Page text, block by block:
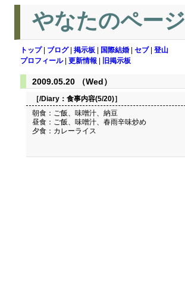
やなたのページ
トップ| ブログ| 掲示板 国際結婚 セブ| 登山
プロフィール| 更新情報 旧掲示板
2009.05.20 （Wed）
［/Diary： 食事内容(5/20)］
朝食：ご飯、味噌汁、納豆
昼食：ご飯、味噌汁、春雨辛味炒め
夕食：カレーライス